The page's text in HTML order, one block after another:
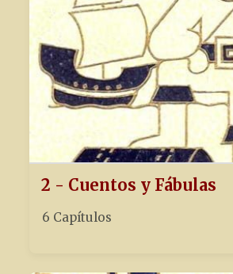
2 - Cuentos y Fábulas
6 Capítulos